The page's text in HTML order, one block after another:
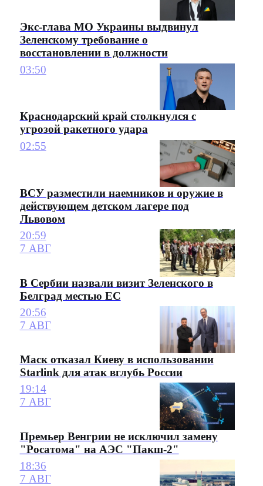
Экс-глава МО Украины выдвинул
Зеленскому требование о
восстановлении в должности
03:50
Краснодарский край столкнулся с
угрозой ракетного удара
02:55
ВСУ разместили наемников и оружие в
действующем детском лагере под
Львовом
20:59
7 АВГ
В Сербии назвали визит Зеленского в
Белград местью ЕС
20:56
7 АВГ
Маск отказал Киеву в использовании
Starlink для атак вглубь России
19:14
7 АВГ
Премьер Венгрии не исключил замену
"Росатома" на АЭС "Пакш-2"
18:36
7 АВГ